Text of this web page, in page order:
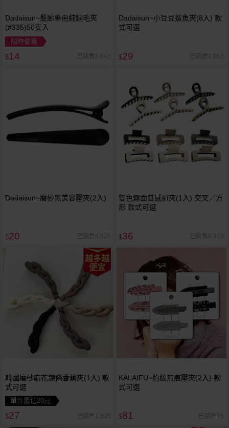
Dadaisun~髮廊專用純鋼毛夾
(#335)50支入
限時優惠
$14 已銷售5,643
Dadaisun~小豆豆鯊魚夾(8入) 款
式可選
$29 已銷售4,052
Dadaisun~磨砂黑美容壓夾(2入)
$20 已銷售4,525
雙色霧面質感抓夾(1入) 交叉／方
形 款式可選
$36 已銷售8,973
越多越
便宜
韓國磨砂麻花鍊條香蕉夾(1入) 款
式可選
單件最低20元
$27 已銷售1,835
KALAIFU~豹紋無痕壓夾(2入) 款
式可選
$81 已銷售75